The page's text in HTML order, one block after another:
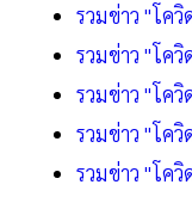
รวมข่าว "โค
รวมข่าว "โค
รวมข่าว "โค
รวมข่าว "โค
รวมข่าว "โค